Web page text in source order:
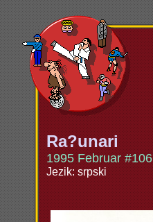
Ra?unari
1995 Februar #106
Jezik: srpski